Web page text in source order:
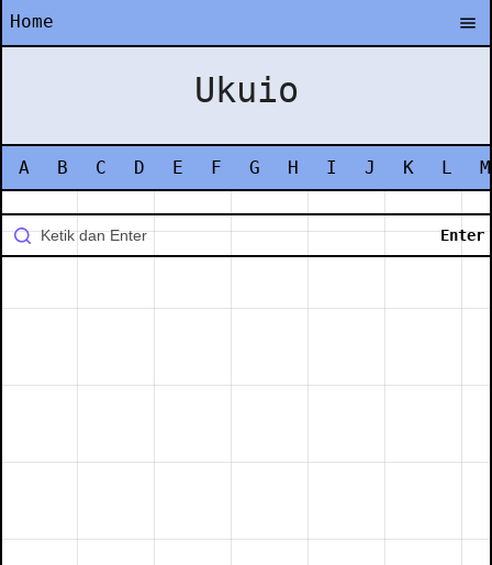
Home
Ukuio
A B C D E F G H I J K L M